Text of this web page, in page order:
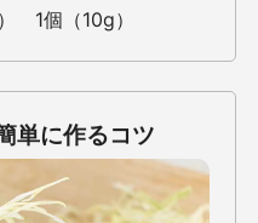
1個（10g）
単に作るコツ